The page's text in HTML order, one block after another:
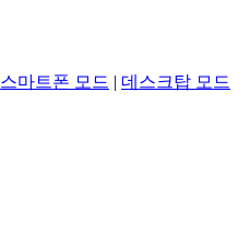
스마트폰 모드 | 데스크탑 모드